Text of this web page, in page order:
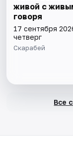
живой с
говоря
17 сентября
четверг
Скарабей
Все